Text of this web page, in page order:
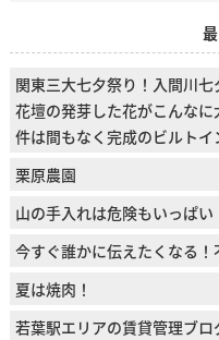
関東三大七夕祭り！入間川
花壇の発芽した花がこんな
件は間もなく完成のビルトイ
栗原農園
山の手入れは危険もいっぱい
今すぐ誰かに伝えたくなる！
夏は焼肉！
若葉駅エリアの賃貸管理ブ